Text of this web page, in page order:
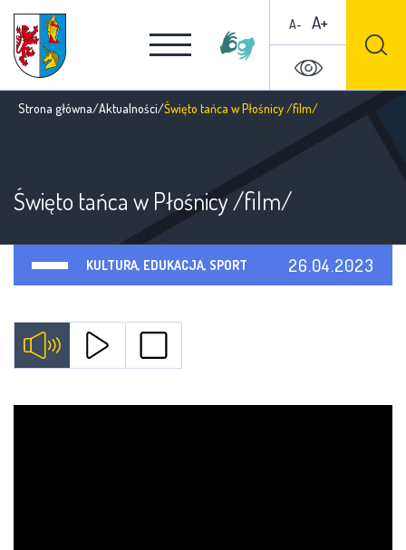
A- A+
Strona główna/Aktualności/Święto tańca w Płośnicy /film/
Święto tańca w Płośnicy /film/
KULTURA, EDUKACJA, SPORT 26.04.2023